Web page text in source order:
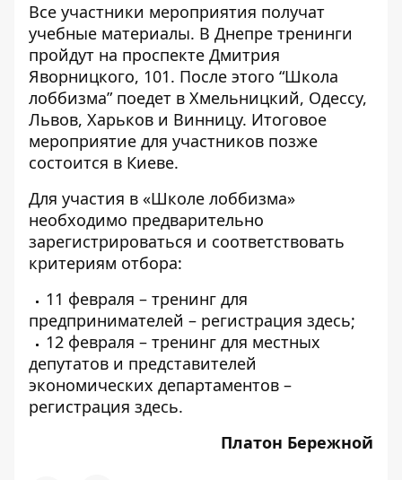
Все участники мероприятия получат
учебные материалы. В Днепре тренинги
пройдут на проспекте Дмитрия
Яворницкого, 101. После этого “Школа
лоббизма” поедет в Хмельницкий, Одессу,
Львов, Харьков и Винницу. Итоговое
мероприятие для участников позже
состоится в Киеве.
Для участия в «Школе лоббизма»
необходимо предварительно
зарегистрироваться и соответствовать
критериям отбора:
11 февраля – тренинг для
предпринимателей – регистрация здесь;
12 февраля – тренинг для местных
депутатов и представителей
экономических департаментов –
регистрация здесь.
Платон Бережной